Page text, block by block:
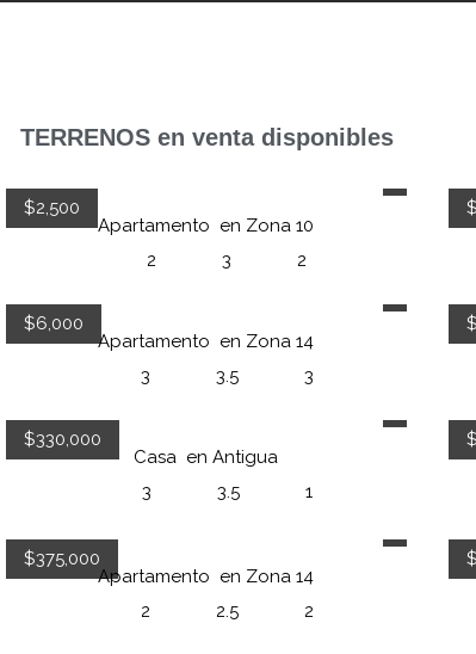
TERRENOS en venta disponibles
$2,500
Apartamento en Zona 10
2
3 2
$6,000
Apartamento en Zona 14
3
3.5 3
$330,000
Casa enAntigua
3
3.5 1
$375,000
Apartamento en Zona 14
2
2.5 2